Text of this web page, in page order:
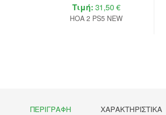
Τιμή: 31,50 €
HOA 2 PS5 NEW
ΠΕΡΙΓΡΑΦΉ ΧΑΡΑΚΤΗΡΙΣΤΙΚΆ